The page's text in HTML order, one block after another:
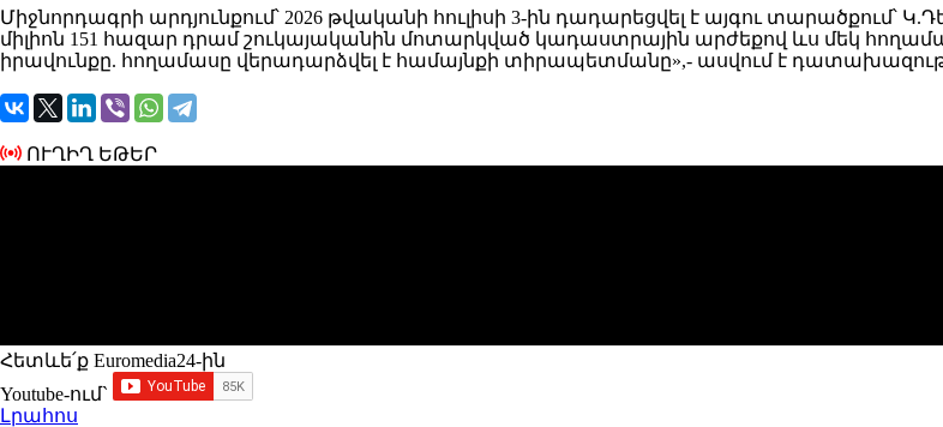
Միջնորդագրի արդյունքում՝ 2026 թվականի հուլիսի 3-ին դադարեցվել է այգու տարածքում՝
միլիոն 151 հազար դրամ շուկայականին մոտարկված կադաստրային արժեքով ևս մեկ
իրավունքը. հողամասը վերադարձվել է համայնքի տիրապետմանը»,- ասվում է
ՈՒՂԻՂ ԵԹԵՐ
Հետևե՛ք Euromedia24-ին
Youtube-ում`
Լրահոս